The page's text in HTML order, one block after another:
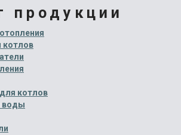
продукции
котлов
котлов
воды